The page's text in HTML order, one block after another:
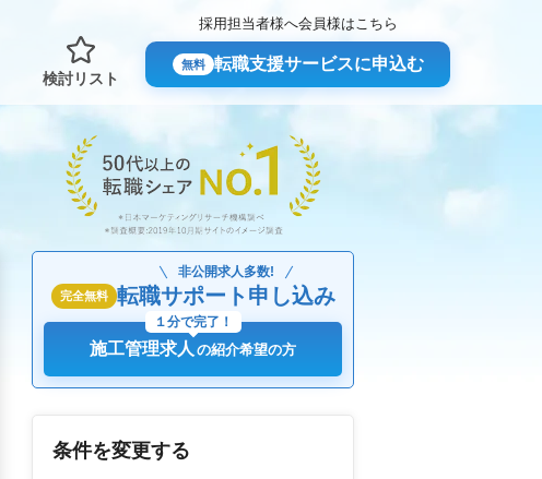
検討リスト
採用担当者様へ会員様はこちら
無料 転職支援サービスに申込む
完全無料
非公開求人多数!
転職サポート申し込み
施工管理求人 の紹介希望の方
１分で完了！
条件を変更する